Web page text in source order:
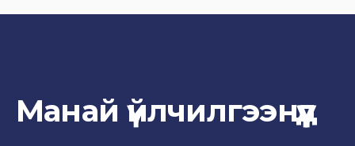
Манай үйлчилгээнүүд